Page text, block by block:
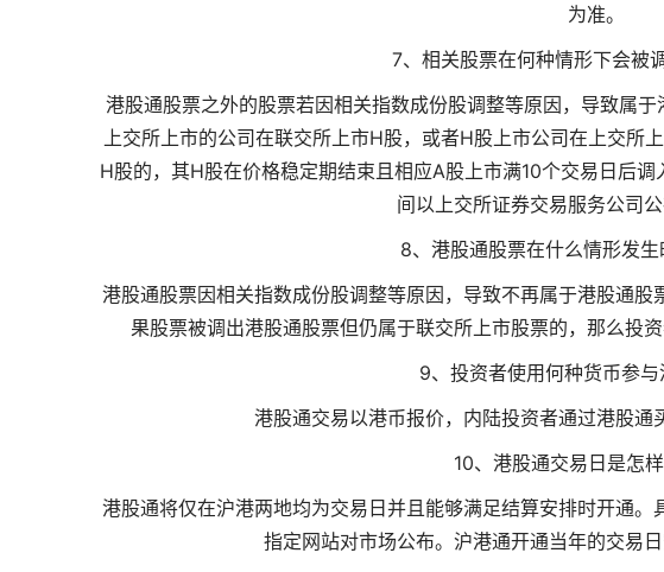
为准。
7、相关股票在何种情形下会被
港股通股票之外的股票若因相关指数成份股调整等原因，导致属
上交所上市的公司在联交所上市H股，或者H股上市公司在上交所
H股的，其H股在价格稳定期结束且相应A股上市满10个交易日后
间以上交所证券交易服务公司公
8、港股通股票在什么情形发生
港股通股票因相关指数成份股调整等原因，导致不再属于港股通
果股票被调出港股通股票但仍属于联交所上市股票的，那么投
9、投资者使用何种货币参与
港股通交易以港币报价，内陆投资者通过港股通
10、港股通交易日是怎样
港股通将仅在沪港两地均为交易日并且能够满足结算安排时开通
指定网站对市场公布。沪港通开通当年的交易